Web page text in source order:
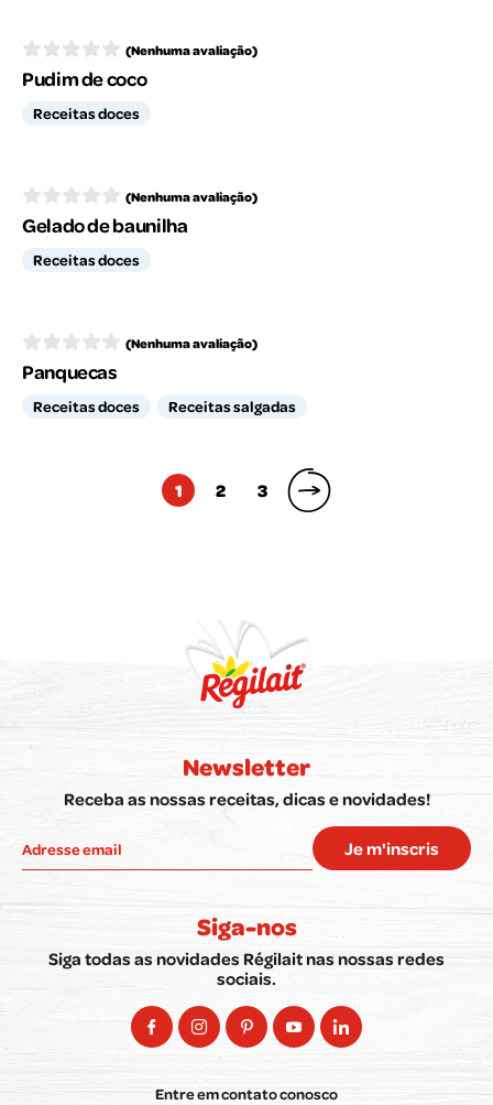
(Nenhuma avaliação)
Pudim de coco
Receitas doces
(Nenhuma avaliação)
Gelado de baunilha
Receitas doces
(Nenhuma avaliação)
Panquecas
Receitas doces Receitas salgadas
1 2 3
Newsletter
Receba as nossas receitas, dicas e novidades!
Je m'inscris
Siga-nos
Siga todas as novidades Régilait nas nossas redes
sociais.
Entre em contato conosco